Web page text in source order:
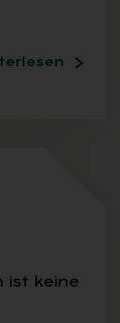
ist kei­ne